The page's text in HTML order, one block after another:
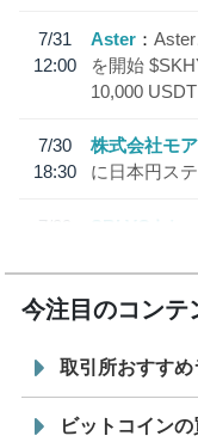
7/31
12:00
Aster
を開始
10,000 USDT
7/30
18:30
株式会社モ
に日本円ス
7/29
SBI VCトレ
今注目のコンテ
取引所おすす
ビットコイン